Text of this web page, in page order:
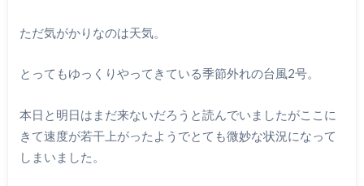
ただ気がかりなのは天気。
とってもゆっくりやってきている季節外れの台風2号。
本日と明日はまだ来ないだろうと読んでいましたがここに
きて速度が若干上がったようでとても微妙な状況になって
しまいました。